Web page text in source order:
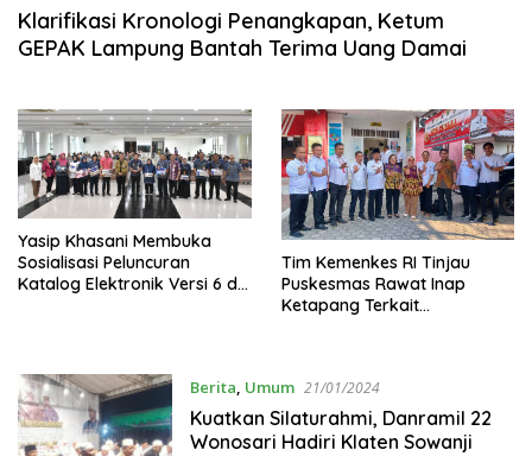
Klarifikasi Kronologi Penangkapan, Ketum
GEPAK Lampung Bantah Terima Uang Damai
Yasip Khasani Membuka
Sosialisasi Peluncuran
Katalog Elektronik Versi 6 di
Tim Kemenkes RI Tinjau
Puskesmas Rawat Inap
Ketapang Terkait
Berita, Umum 21/01/2024
Kuatkan Silaturahmi, Danramil 22
Wonosari Hadiri Klaten Sowanji